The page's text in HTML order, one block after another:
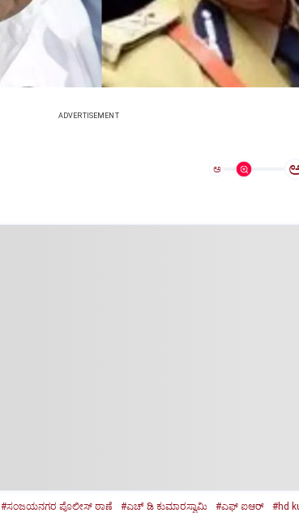
ADVERTISEMENT
ಅ
#ಸಂಜಯನಗರ ಪೊಲೀಸ್‌ ಠಾಣೆ #ಎಚ್ ಡಿ ಕುಮಾರಸ್ವಾಮಿ #ಎಫ್ ಐಆರ್
#hd